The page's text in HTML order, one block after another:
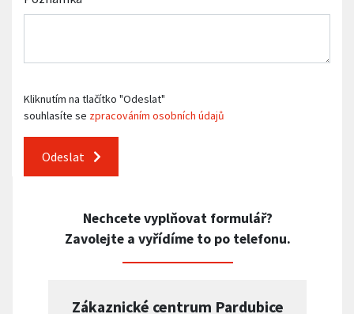
Kliknutím na tlačítko "Odeslat"
souhlasíte se zpracováním osobních údajů
Odeslat
Nechcete vyplňovat formulář?
Zavolejte a vyřídíme to po telefonu.
Zákaznické centrum Pardubice